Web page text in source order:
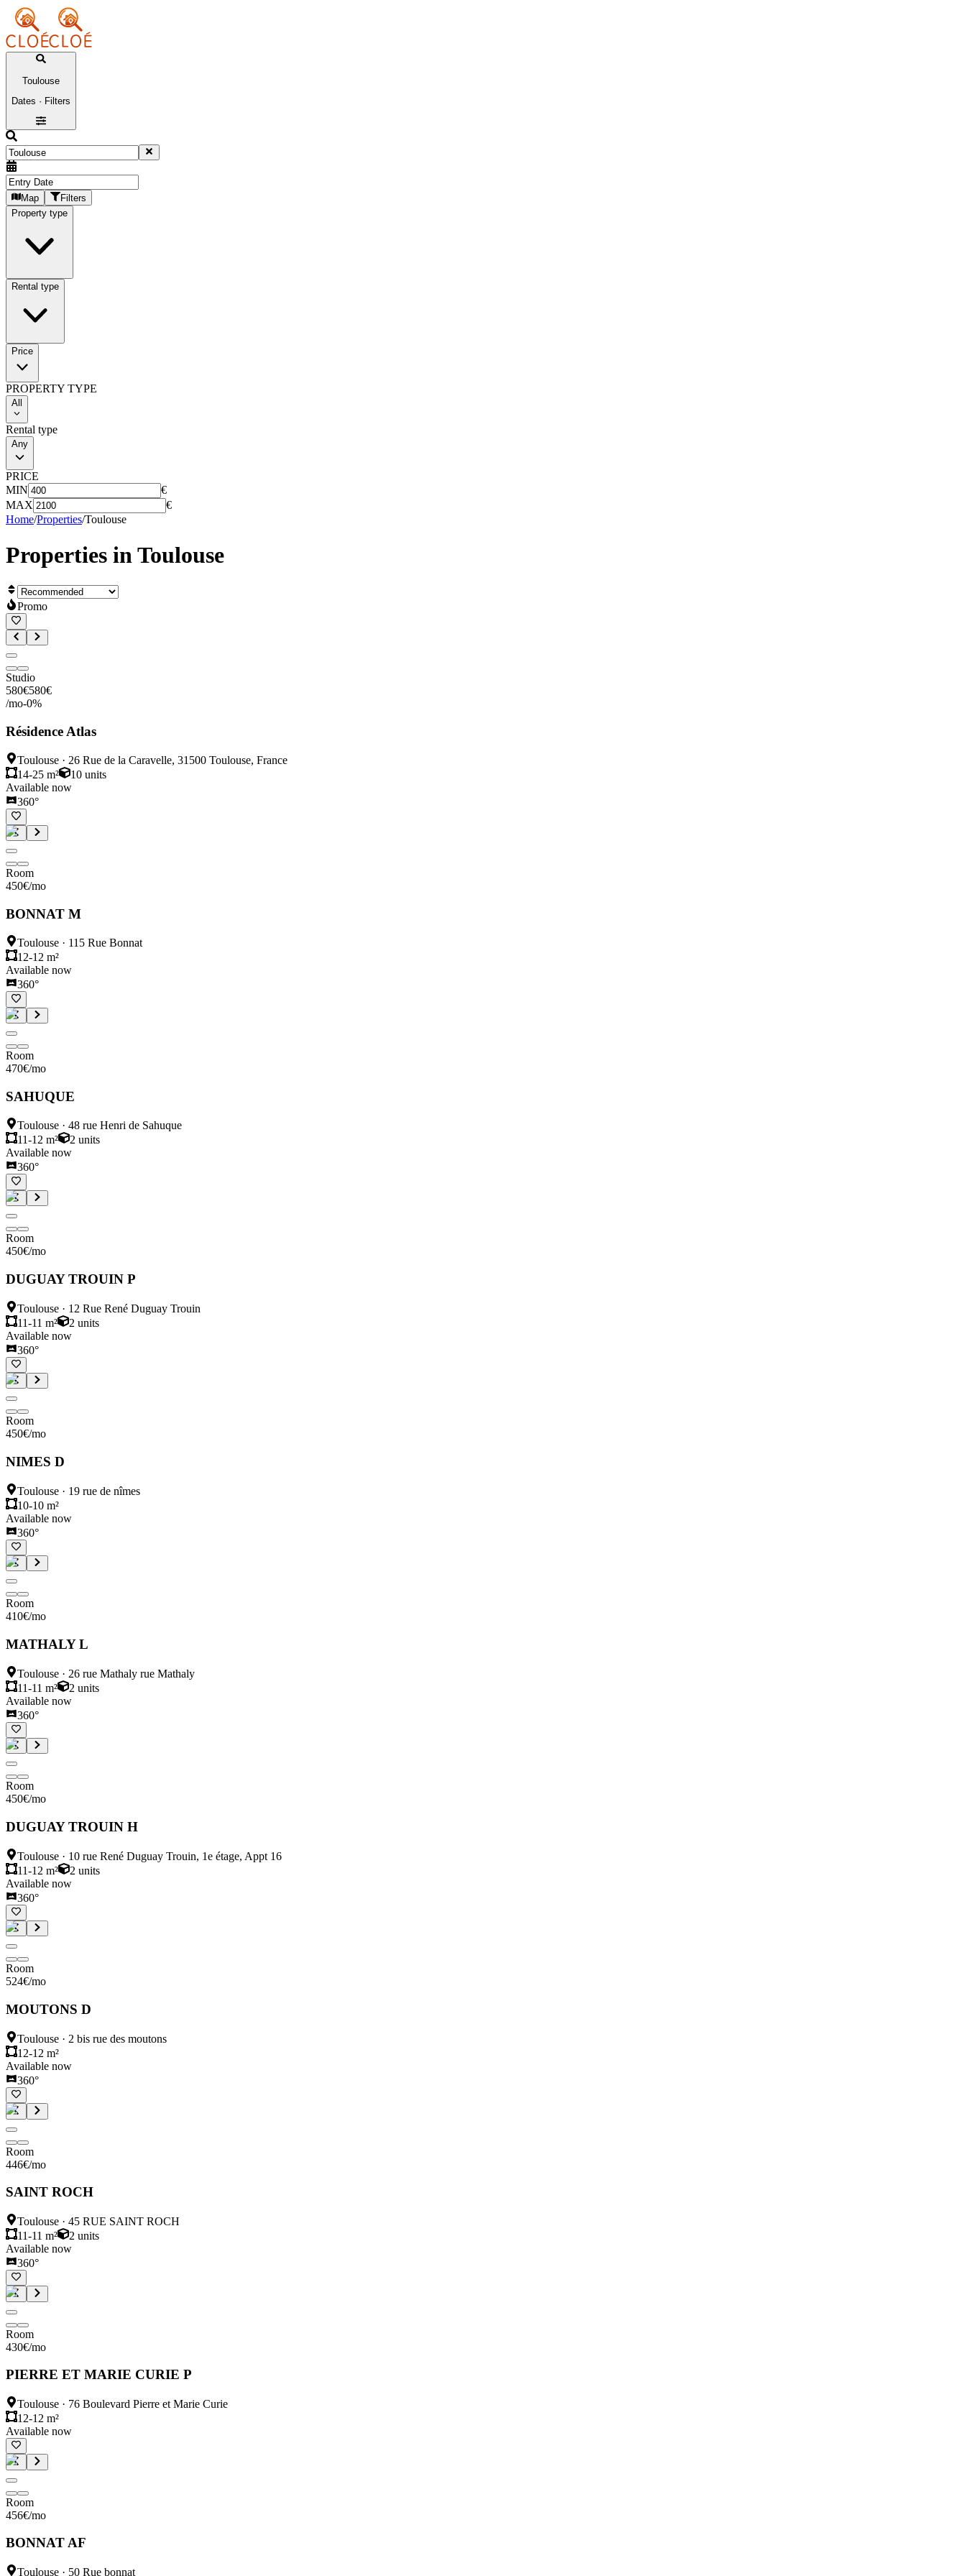
Toulouse
Dates · Filters
Map
Filters
Property type
Rental type
Price
PROPERTY TYPE
All
Rental type
Any
PRICE
MIN
€
MAX
€
Home/Properties/Toulouse
Properties in Toulouse
Promo
Studio
580€580€
/mo-0%
Résidence Atlas
Toulouse · 26 Rue de la Caravelle, 31500 Toulouse, France
14-25 m²
10 units
Available now
360°
Room
450€/mo
BONNAT M
Toulouse · 115 Rue Bonnat
12-12 m²
Available now
360°
Room
470€/mo
SAHUQUE
Toulouse · 48 rue Henri de Sahuque
11-12 m²
2 units
Available now
360°
Room
450€/mo
DUGUAY TROUIN P
Toulouse · 12 Rue René Duguay Trouin
11-11 m²
2 units
Available now
360°
Room
450€/mo
NIMES D
Toulouse · 19 rue de nîmes
10-10 m²
Available now
360°
Room
410€/mo
MATHALY L
Toulouse · 26 rue Mathaly rue Mathaly
11-11 m²
2 units
Available now
360°
Room
450€/mo
DUGUAY TROUIN H
Toulouse · 10 rue René Duguay Trouin, 1e étage, Appt 16
11-12 m²
2 units
Available now
360°
Room
524€/mo
MOUTONS D
Toulouse · 2 bis rue des moutons
12-12 m²
Available now
360°
Room
446€/mo
SAINT ROCH
Toulouse · 45 RUE SAINT ROCH
11-11 m²
2 units
Available now
360°
Room
430€/mo
PIERRE ET MARIE CURIE P
Toulouse · 76 Boulevard Pierre et Marie Curie
12-12 m²
Available now
Room
456€/mo
BONNAT AF
Toulouse · 50 Rue bonnat